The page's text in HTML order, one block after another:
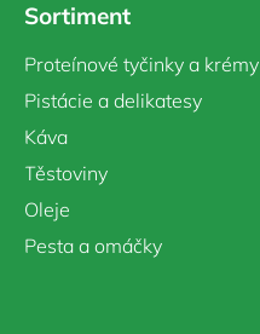
Sortiment
Proteínové tyčinky a krémy
Pistácie a delikatesy
Káva
Těstoviny
Oleje
Pesta a omáčky